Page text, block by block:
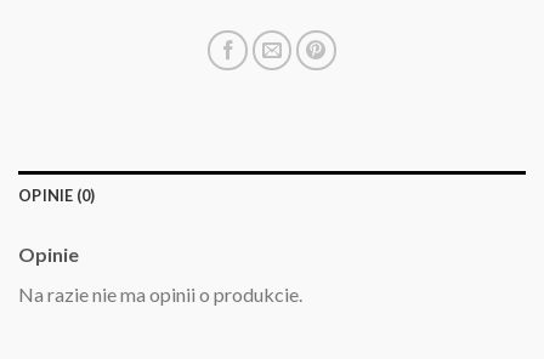
OPINIE (0)
Opinie
Na razie nie ma opinii o produkcie.